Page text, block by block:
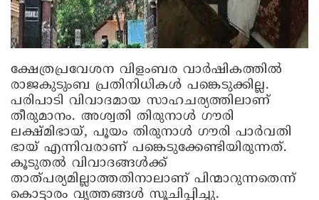
ക്ഷേത്രപ്രവേശന വിളംബര വാർഷികത്തിൽ
രാജകുടുംബ പ്രതിനിധികൾ പങ്കെടുക്കില്ല.
പരിപാടി വിവാദമായ സാഹചര്യത്തിലാണ്
തീരുമാനം. അശ്വതി തിരുനാൾ ഗൗരി
ലക്ഷ്മിഭായ്, പൂയം തിരുനാൾ ഗൗരി പാർവതി
ഭായ് എന്നിവരാണ് പങ്കെടുക്കേണ്ടിയിരുന്നത്.
കൂടുതൽ വിവാദങ്ങൾക്ക്
താത്‌പര്യമില്ലാത്തതിനാലാണ് പിന്മാറുന്നതെന്ന്
കൊട്ടാരം വൃത്തങ്ങൾ സൂചിപ്പിച്ചു.